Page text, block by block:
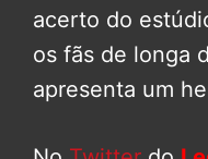
acerto do
os fãs de longa
apresenta um